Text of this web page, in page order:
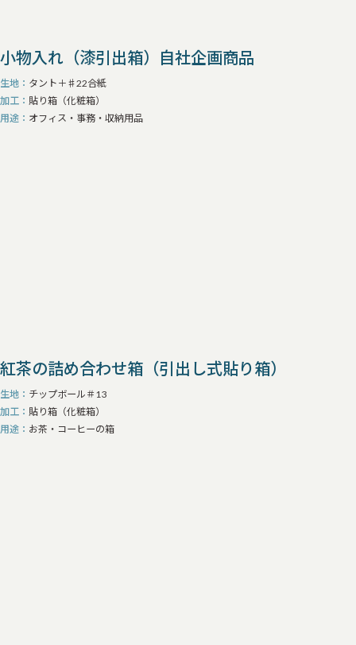
小物入れ（漆引出箱）自社企画商品
生地
タント＋♯22合紙
加工
貼り箱（化粧箱）
用途
オフィス・事務・収納用品
紅茶の詰め合わせ箱（引出し式貼り箱）
生地
チップボール＃13
加工
貼り箱（化粧箱）
用途
お茶・コーヒーの箱